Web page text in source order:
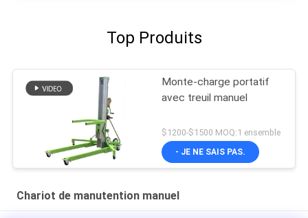
Top Produits
Monte-charge portatif
avec treuil manuel
$1200-$1500 MOQ:1 ensemble
- JE NE SAIS PAS.
Chariot de manutention manuel